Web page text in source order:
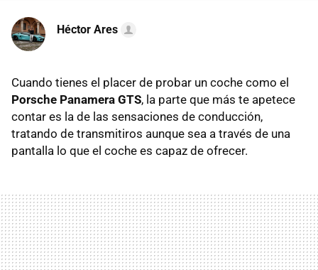
Héctor Ares
Cuando tienes el placer de probar un coche como el
Porsche Panamera GTS, la parte que más te apetece
contar es la de las sensaciones de conducción,
tratando de transmitiros aunque sea a través de una
pantalla lo que el coche es capaz de ofrecer.